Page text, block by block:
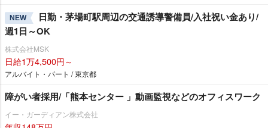
NEW
日勤・茅場町駅周辺の交通誘導警備員/入社祝い金あり/
週1日～OK
株式会社MSK
日給1万4,500円～
アルバイト・パート / 東京都
障がい者採用/「熊本センター 」動画監視などのオフィスワーク
イー・ガーディアン株式会社